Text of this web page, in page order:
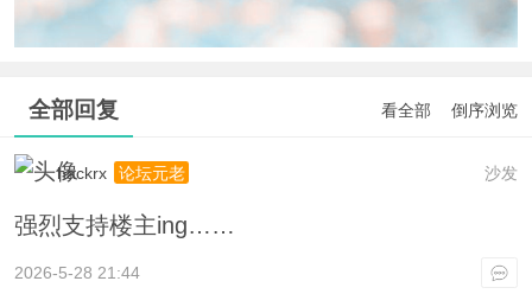
全部回复 看全部 倒序浏览
沙发
hackrx 论坛元老
强烈支持楼主ing……
2026-5-28 21:44